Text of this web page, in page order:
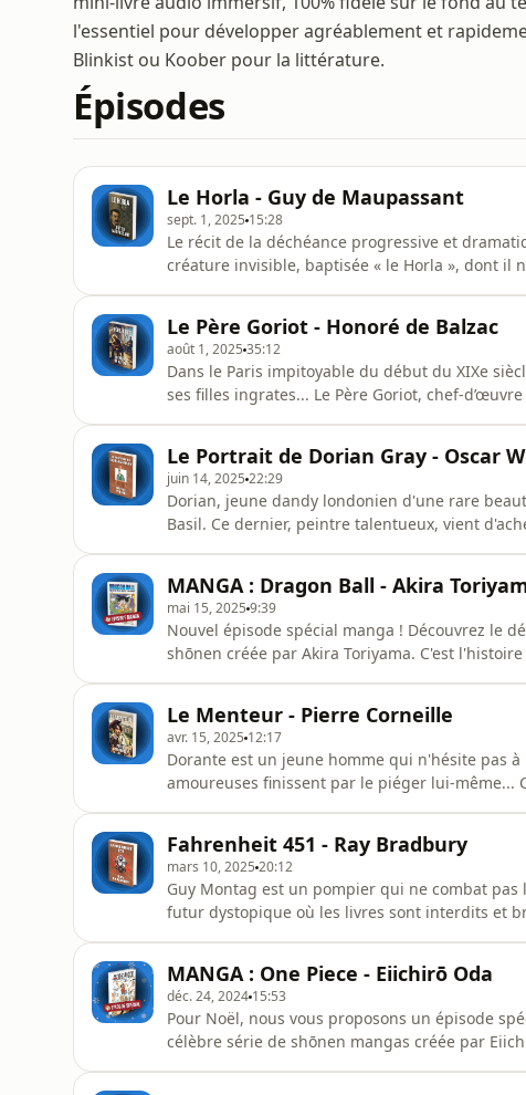
l'essentiel pour développer agréablement et
Blinkist ou Koober pour la littérature.
Épisodes
Le Horla - Guy de Maupassant
sept. 1, 2025 15:28
Le récit de la déchéance progressive et
créature invisible, baptisée « le Horla », dont il
vous
Le Père Goriot - Honoré de Balzac
août 1, 2025 35:12
Dans le Paris impitoyable du début du XIXe
ses filles ingrates... Le Père Goriot, chef-
:🧠 Culture G
Le Portrait de Dorian Gray - Oscar
juin 14, 2025 22:29
Dorian, jeune dandy londonien d'une rare
Basil. Ce dernier, peintre talentueux, vient
par Lo
MANGA : Dragon Ball - Akira
mai 15, 2025 9:39
Nouvel épisode spécial manga ! Découvrez le
shōnen créée par Akira Toriyama. C'est
studiobiloba@gmail.com, o
Le Menteur - Pierre Corneille
avr. 15, 2025 12:17
Dorante est un jeune homme qui n'hésite pas
amoureuses finissent par le piéger lui-même...
Studio Biloba, écrit par Candice de
Fahrenheit 451 - Ray Bradbury
mars 10, 2025 20:12
Guy Montag est un pompier qui ne combat
futur dystopique où les livres sont interdits et
Gabriel Macé. Abonnez
MANGA : One Piece - Eiichirō Oda
déc. 24, 2024 15:53
Pour Noël, nous vous proposons un épisode
célèbre série de shōnen mangas créée par